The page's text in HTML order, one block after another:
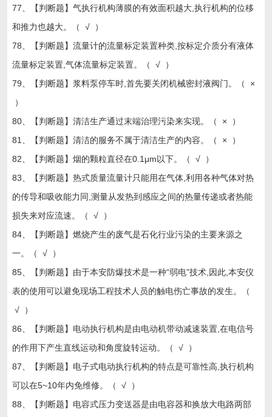
77、【判断题】气执行机构薄膜的有效面积越大,执行机构的位移
和推力也越大。（ √ ）
78、【判断题】流量计的流量标定装置种类,按标定介质分有液体
流量标定装置,气体流量标定装置。（ √ ）
79、【判断题】浆料泵停车时,首先要关闭机械密封液阀门。（ ×
）
80、【判断题】清洁生产通过末端治理污染来实现。（ × ）
81、【判断题】清洁的服务不属于清洁生产的内容。（ × ）
82、【判断题】烟的颗粒直径在0.1μm以下。（ √ ）
83、【判断题】热式质量流量计只能用在气体,利用各种气体对热
的传导和吸收能力同,测量从发热到感应之间的热量传递或者热能
损失来对应流速。（ √ ）
84、【判断题】燃烧产生的废气是石化行业污染的主要来源之
一。（ √ ）
85、【判断题】由于本安防爆技术是一种“弱电”技术,因此,本安仪
表的使用可以避免现场工程技术人员的触电伤亡事故的发生。（
√ ）
86、【判断题】电动执行机构是由电动机带动减速装置,在电信号
的作用下产生直线运动和角度旋转运动。（ √ ）
87、【判断题】电子式电动执行机构的特点是可靠性高,执行机构
可以在5~10年内免维修。（ √ ）
88、【判断题】电容式压力变送器是由电容器和换放大电路两部